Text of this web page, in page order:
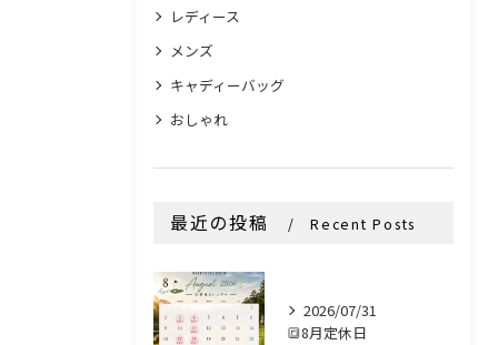
レディース
メンズ
キャディーバッグ
おしゃれ
最近の投稿 Recent Posts
2026/07/31
🔳8月定休日